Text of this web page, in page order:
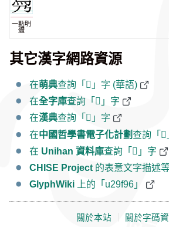
一點明
體
其它漢字網路資源
在萌典查詢「𩾖」字 (華語)
在全字庫查詢「𩾖」字
在漢典查詢「𩾖」字
在中國哲學書電子化計劃查詢「
在 Unihan 資料庫查詢「𩾖」字
CHISE Project 的表意文字描述
GlyphWiki 上的「u29f96」
關於本站 關於字碼